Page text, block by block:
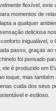
flexível, este
momentos de
a qualquer
deliciosa
inigualável, o
passo, graças ao
foi pensado
é produzido em
toque, mas
cuida dos seus
e estiloso.